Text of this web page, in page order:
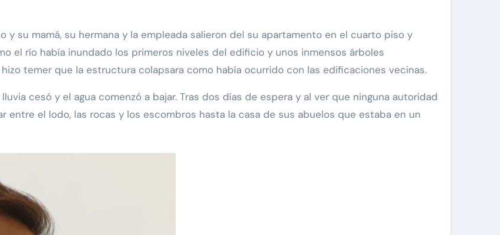
y su mamá, su hermana y la empleada salieron del su apartamento en el cuarto piso y
el río había inundado los primeros niveles del edificio y unos inmensos árboles
temer que la estructura colapsara como había ocurrido con las edificaciones vecinas.
cesó y el agua comenzó a bajar. Tras dos días de espera y al ver que ninguna autoridad
entre el lodo, las rocas y los escombros hasta la casa de sus abuelos que estaba en un